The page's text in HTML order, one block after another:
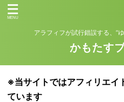
アラフィフが試行錯誤する、“
かもたす
※当サイトではアフィリエイ
ています